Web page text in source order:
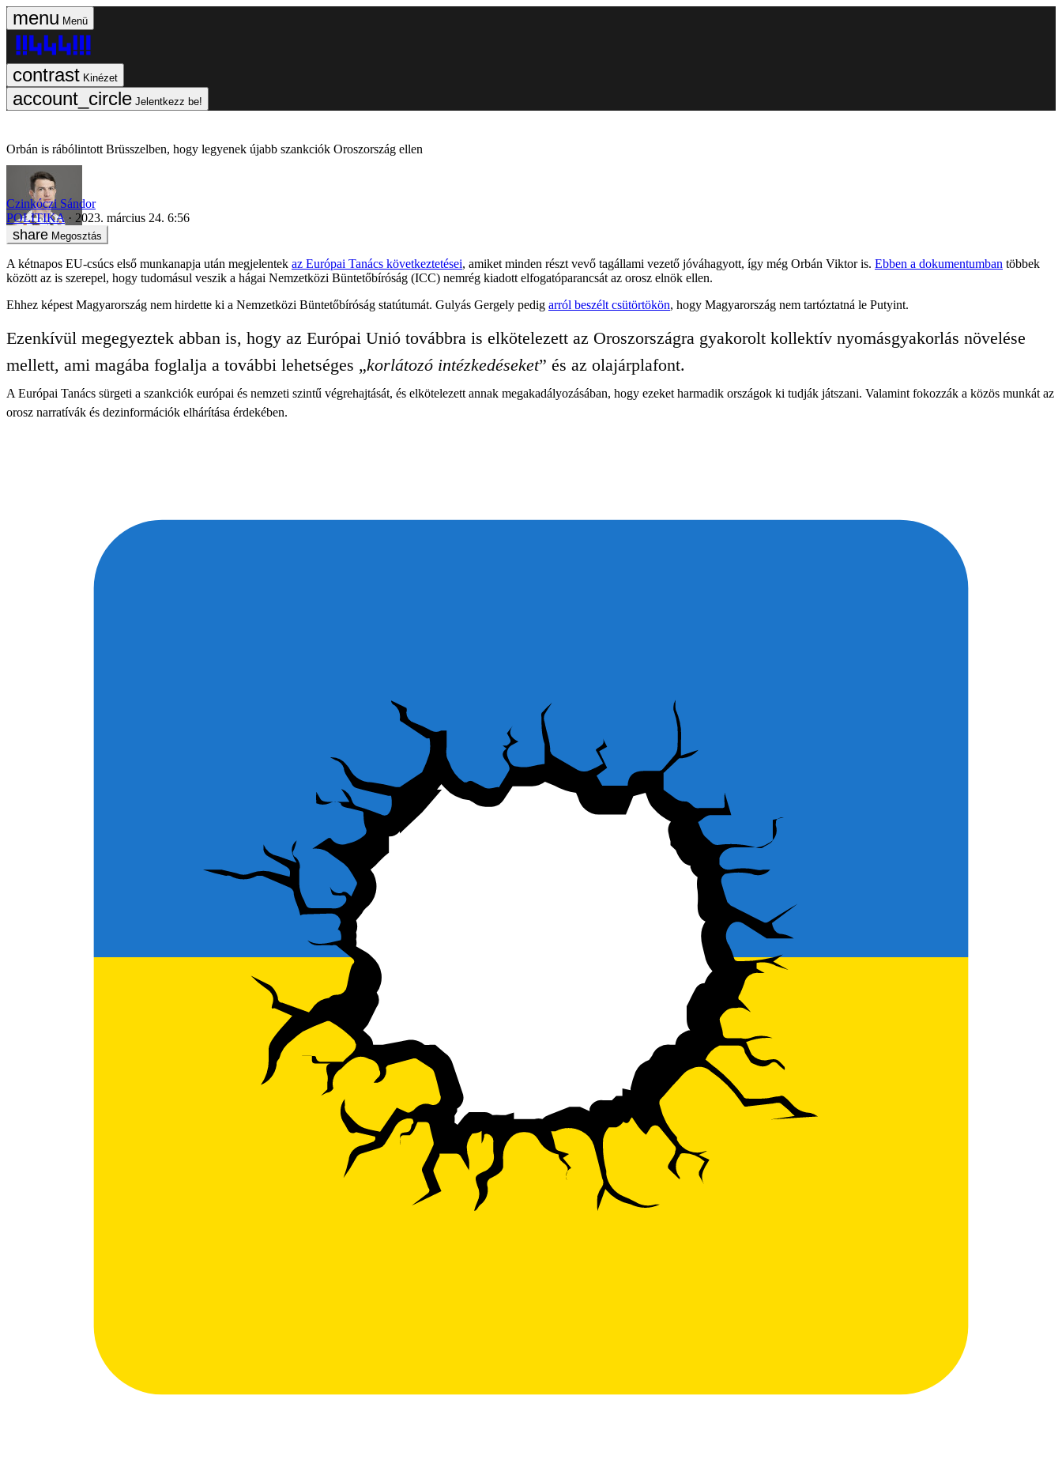
Menü
Kinézet
Jelentkezz be!
Orbán is rábólintott Brüsszelben, hogy legyenek újabb szankciók Oroszország ellen
Czinkóczi Sándor
POLITIKA
2023. március 24. 6:56
Megosztás
A kétnapos EU-csúcs első munkanapja után megjelentek az Európai Tanács következtetései, amiket minden részt vevő tagállami vezető jóváhagyott, így még Orbán Viktor is. Ebben a dokumentumban többek
között az is szerepel, hogy tudomásul veszik a hágai Nemzetközi Büntetőbíróság (ICC) nemrég kiadott elfogatóparancsát az orosz elnök ellen.
Ehhez képest Magyarország nem hirdette ki a Nemzetközi Büntetőbíróság statútumát. Gulyás Gergely pedig arról beszélt csütörtökön, hogy Magyarország nem tartóztatná le Putyint.
Ezenkívül megegyeztek abban is, hogy az Európai Unió továbbra is elkötelezett az Oroszországra gyakorolt kollektív nyomásgyakorlás növelése
mellett, ami magába foglalja a további lehetséges „korlátozó intézkedéseket” és az olajárplafont.
A Európai Tanács sürgeti a szankciók európai és nemzeti szintű végrehajtását, és elkötelezett annak megakadályozásában, hogy ezeket harmadik országok ki tudják játszani. Valamint fokozzák a közös munkát az
orosz narratívák és dezinformációk elhárítása érdekében.